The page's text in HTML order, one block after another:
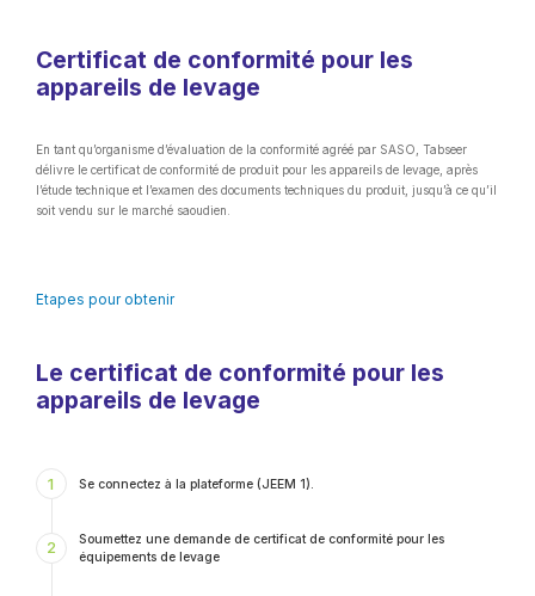
Certificat de conformité pour les
appareils de levage
En tant qu’organisme d’évaluation de la conformité agréé par SASO, Tabseer
délivre le certificat de conformité de produit pour les appareils de levage, après
l’étude technique et l’examen des documents techniques du produit, jusqu’à ce qu’il
soit vendu sur le marché saoudien.
Etapes pour obtenir
Le certificat de conformité pour les
appareils de levage
1 Se connectez à la plateforme (JEEM 1).
2
Soumettez une demande de certificat de conformité pour les
équipements de levage